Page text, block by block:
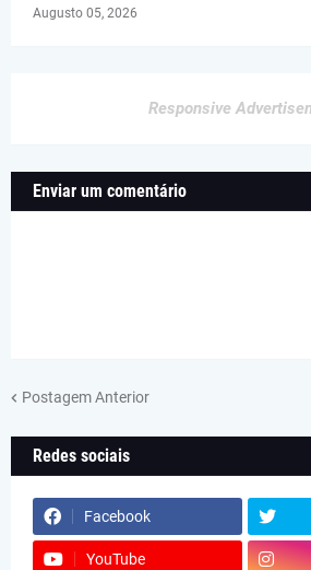
Augusto 05, 2026
Responsive
Enviar um comentário
Postagem Anterior
Redes sociais
Facebook
YouTube